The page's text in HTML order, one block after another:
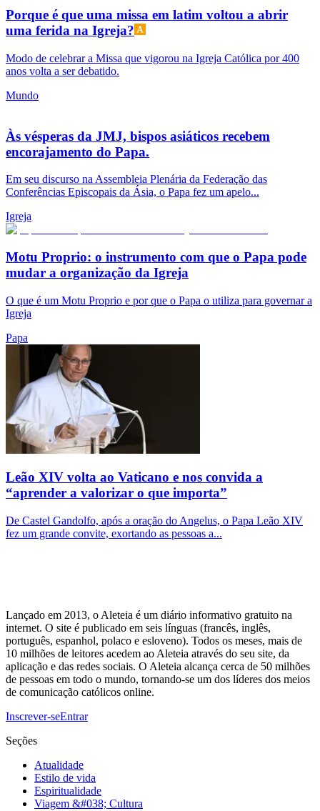
Porque é que uma missa em latim voltou a abrir
uma ferida na Igreja?
Modo de celebrar a Missa que vigorou na Igreja Católica por 400
anos volta a ser debatido.
Mundo
Às vésperas da JMJ, bispos asiáticos recebem
encorajamento do Papa.
Em seu discurso na Assembleia Plenária da Federação das
Conferências Episcopais da Ásia, o Papa fez um apelo...
Igreja
Motu Proprio: o instrumento com que o Papa pode
mudar a organização da Igreja
O que é um Motu Proprio e por que o Papa o utiliza para governar a
Igreja
Papa
Leão XIV volta ao Vaticano e nos convida a
“aprender a valorizar o que importa”
De Castel Gandolfo, após a oração do Angelus, o Papa Leão XIV
fez um grande convite, exortando as pessoas a...
Lançado em 2013, o Aleteia é um diário informativo gratuito na
internet. O site é publicado em seis línguas (francês, inglês,
português, espanhol, polaco e esloveno). Todos os meses, mais de
10 milhões de leitores acedem ao Aleteia através do seu site, da
aplicação e das redes sociais. O Aleteia alcança cerca de 50 milhões
de pessoas em todo o mundo, tornando-se um dos líderes dos meios
de comunicação católicos online.
Inscrever-seEntrar
Seções
Atualidade
Estilo de vida
Espiritualidade
Viagem &#038; Cultura